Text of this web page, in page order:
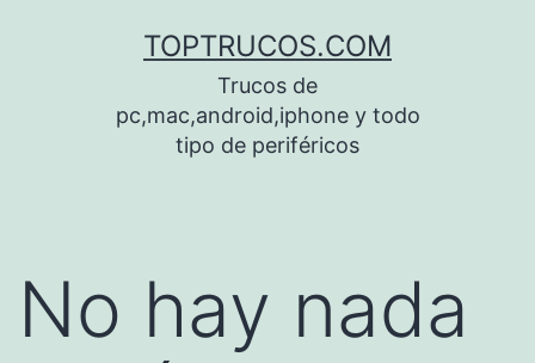
TOPTRUCOS.COM
Trucos de
pc,mac,android,iphone y todo
tipo de periféricos
No hay nada